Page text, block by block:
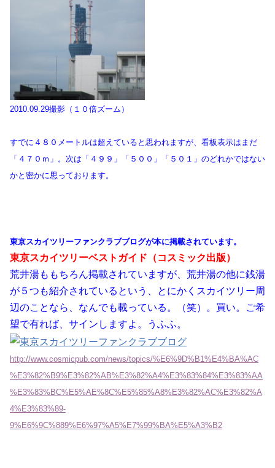
2010.09.29撮影（１０倍ズーム）
すでに４８０メートルは超えていると思われますが、看板表示はまだ
「４７０ｍ」。次は「４９９」「５００」「５０１」のどれかではない
かと密かに思っております。
東京スカイツリーファンクラブブログが本に掲載されています。
東京スカイツリーベストガイド（コスミック出版）
荒井湯ももちろん掲載されていますが、荒井湯の他に銭湯
が５つも紹介されているという、とにかくスカイツリー周
辺のことなら、なんでも載っている。（笑）。買い。ご希
望で有れば、サインしますよ。うふふ。
http://www.cosmicpub.com/news/topics/%E6%9D%B1%E4%BA%AC
%E3%82%B9%E3%82%AB%E3%82%A4%E3%83%84%E3%83%AA
%E3%83%BC%E5%AE%8C%E5%85%A8%E3%82%AC%E3%82%A
4%E3%83%89-
9%E6%9C%889%E6%97%A5%E7%99%BA%E5%A3%B2